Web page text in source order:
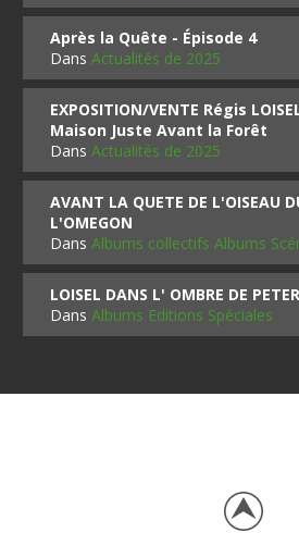
Après la Quête - Épisode 4
DansActualités de 2025
EXPOSITION/VENTE Régis
Maison Juste Avant la Forêt
DansActualités de 2025
AVANT LA QUETE DE L'OISEAU
L'OMEGON
DansAlbums collectifs Albums
LOISEL DANS L' OMBRE DE
DansAlbums Editions Spéciales